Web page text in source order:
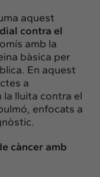
aquest
contra el
amb la
bàsica per
En aquest
a
la lluita contra el
enfocats a
càncer amb